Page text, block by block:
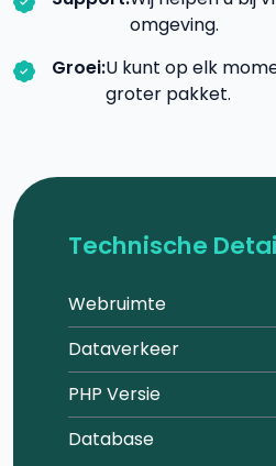
omgeving.
Groei:U kunt op elk
groter pakket.
Technische
Webruimte
Dataverkeer
PHP Versie
Database